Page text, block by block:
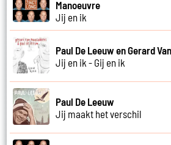
Manoeuvre
Jij en ik
Paul De Leeuw en Gerard
Jij en ik - Gij en ik
Paul De Leeuw
Jij maakt het verschil